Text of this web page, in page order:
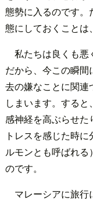
態勢に入るのです。
態にしておくことは
私たちは良くも悪
だから、今この瞬
去の嫌なことに関連
しまいます。する
感神経を高ぶらせた
トレスを感じた時
ルモンとも呼ばれ
のです。
マレーシアに旅